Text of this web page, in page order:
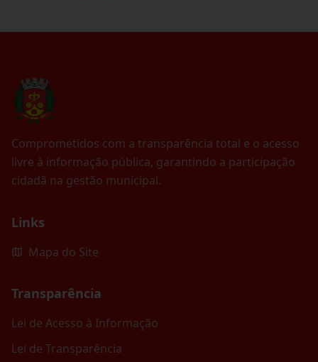
Comprometidos com a transparência total e o acesso
livre à informação pública, garantindo a participação
cidadã na gestão municipal.
Links
Mapa do Site
Transparência
Lei de Acesso à Informação
Lei de Transparência